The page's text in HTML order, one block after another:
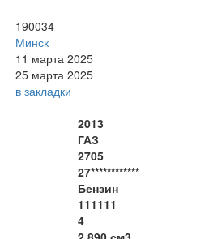
190034
Минск
11 марта 2025
25 марта 2025
в закладки
2013
ГАЗ
2705
27************
Бензин
111111
4